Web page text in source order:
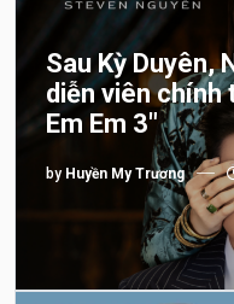
Sau Kỳ Duyên,
diễn viên chính
Em Em 3″
by Huyền My Trương